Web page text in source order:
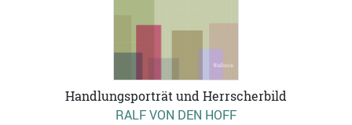
Handlungsporträt und Herrscherbild
RALF VON DEN HOFF